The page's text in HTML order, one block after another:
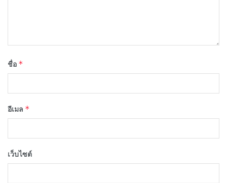
ชื่อ *
อีเมล *
เว็บไซต์